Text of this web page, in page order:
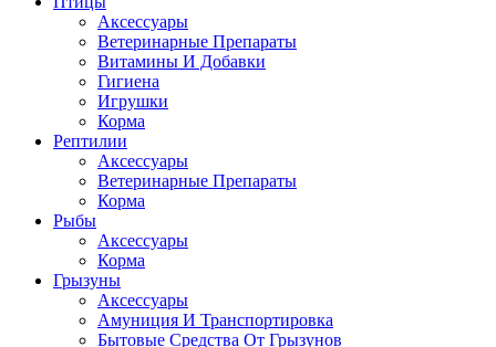
Аксессуары
Ветеринарные Препараты
Витамины И Добавки
Гигиена
Игрушки
Корма
Рептилии
Аксессуары
Ветеринарные Препараты
Корма
Рыбы
Аксессуары
Корма
Грызуны
Аксессуары
Амуниция И Транспортировка
Бытовые Средства От Грызунов